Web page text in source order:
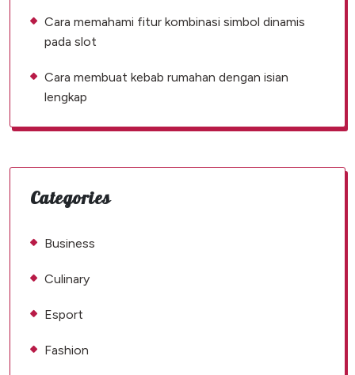
Cara memahami fitur kombinasi simbol dinamis
pada slot
Cara membuat kebab rumahan dengan isian
lengkap
Categories
Business
Culinary
Esport
Fashion